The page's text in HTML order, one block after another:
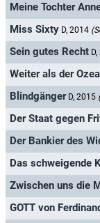
Meine Tochter
Miss Sixty D, 2014
Sein gutes Recht
Weiter als der
Blindgänger D, 2015
Der Staat gegen
Der Bankier des
Das schweigende
Zwischen uns die
GOTT von